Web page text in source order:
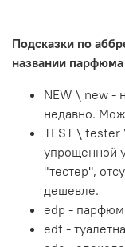
Подсказки по
названии парфюма
NEW \ new -
недавно.
TEST \ tester
упрощенной
"тестер",
дешевле.
edp -
edt -